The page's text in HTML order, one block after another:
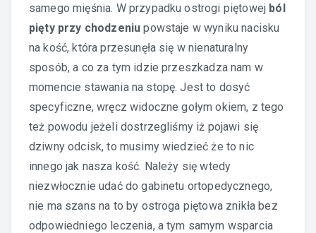
samego mięśnia. W przypadku ostrogi piętowej ból
pięty przy chodzeniupowstaje w wyniku nacisku
na kość, która przesunęła się w nienaturalny
sposób, a co za tym idzie przeszkadza nam w
momencie stawania na stopę. Jest to dosyć
specyficzne, wręcz widoczne gołym okiem, z tego
też powodu jeżeli dostrzegliśmy iż pojawi się
dziwny odcisk, to musimy wiedzieć że to nic
innego jak nasza kość. Należy się wtedy
niezwłocznie udać do gabinetu ortopedycznego,
nie ma szans na to by ostroga piętowa znikła bez
odpowiedniego leczenia, a tym samym wsparcia